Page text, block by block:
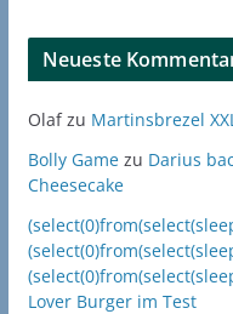
Neueste
Olafzu Martinsbrezel
Bolly Gamezu Darius
Cheesecake
Lover Burger im Test